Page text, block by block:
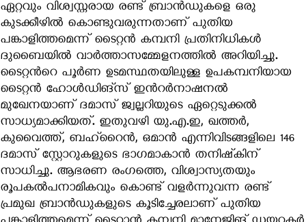
ഏറ്റവും വിശ്വസ്തരായ രണ്ട് ബ്രാന്‍ഡുകളെ ഒരു
കുടക്കീഴില്‍ കൊണ്ടുവരുന്നതാണ് പുതിയ
പങ്കാളിത്തമെന്ന് ടൈറ്റന്‍ കമ്പനി പ്രതിനിധികള്‍
ദുബൈയിൽ വാര്‍ത്താസമ്മേളനത്തില്‍ അറിയിച്ചു.
ടൈറ്റന്‍റെ പൂര്‍ണ ഉടമസ്ഥതയിലുള്ള ഉപകമ്പനിയായ
ടൈറ്റന്‍ ഹോള്‍ഡിങ്‌സ് ഇന്‍റര്‍നാഷനല്‍
മുഖേനയാണ് ദമാസ് ജ്വല്ലറിയുടെ ഏറ്റെടുക്കല്‍
സാധ്യമാക്കിയത്. ഇതുവഴി യു.എ.ഇ, ഖത്തര്‍,
കുവൈത്ത്, ബഹ്‌റൈന്‍, ഒമാന്‍ എന്നിവിടങ്ങളിലെ 146
ദമാസ് സ്റ്റോറുകളുടെ ഭാഗമാകാന്‍ തനിഷ്‌കിന്
സാധിച്ചു. ആഭരണ രംഗത്തെ, വിശ്വാസ്യതയും
രൂപകല്‍പനാമികവും കൊണ്ട്​ വളര്‍ന്നുവന്ന രണ്ട്
പ്രമുഖ ബ്രാന്‍ഡുകളുടെ കൂടിച്ചേരലാണ്​ പുതിയ